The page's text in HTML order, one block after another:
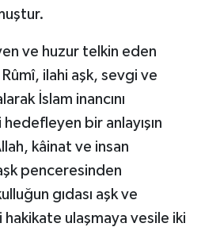
ve huzur telkin eden
ilahi aşk, sevgi ve
İslam inancını
bir anlayışın
kâinat ve insan
penceresinden
gıdası aşk ve
ulaşmaya vesile iki